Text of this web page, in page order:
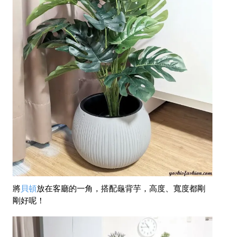
將貝頓放在客廳的一角，搭配龜背芋，高度、寬度都剛
剛好呢！